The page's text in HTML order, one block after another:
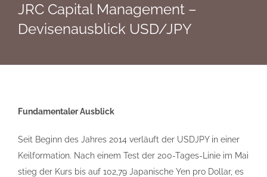
JRC Capital Management –
Devisenausblick USD/JPY
Fundamentaler Ausblick
Seit Beginn des Jahres 2014 verläuft der USDJPY in einer
Keilformation. Nach einem Test der 200-Tages-Linie im Mai
stieg der Kurs bis auf 102,79 Japanische Yen pro Dollar, es